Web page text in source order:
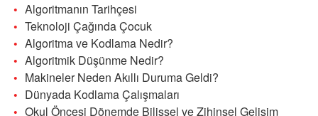
Algoritmanın Tarihçesi
Teknoloji Çağında Çocuk
Algoritma ve Kodlama Nedir?
Algoritmik Düşünme Nedir?
Makineler Neden Akıllı Duruma Geldi?
Dünyada Kodlama Çalışmaları
Okul Öncesi Dönemde Bilişsel ve Zihinsel Gelişim